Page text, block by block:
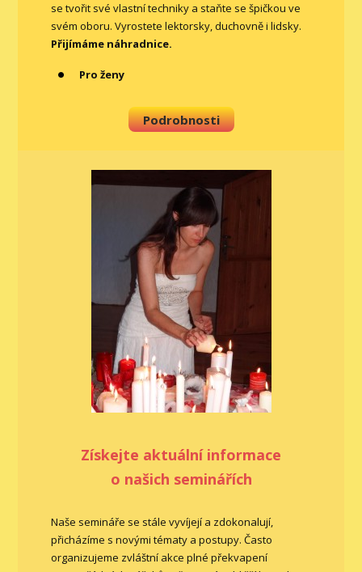
se tvořit své vlastní techniky a staňte se špičkou ve
svém oboru. Vyrostete lektorsky, duchovně i lidsky.
Přijímáme náhradnice.
Pro ženy
Podrobnosti
Získejte aktuální informace
o našich seminářích
Naše semináře se stále vyvíjejí a zdokonalují,
přicházíme s novými tématy a postupy. Často
organizujeme zvláštní akce plné překvapení